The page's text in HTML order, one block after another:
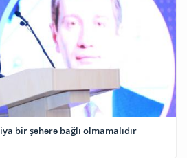
bir şəhərə bağlı olmamalıdır